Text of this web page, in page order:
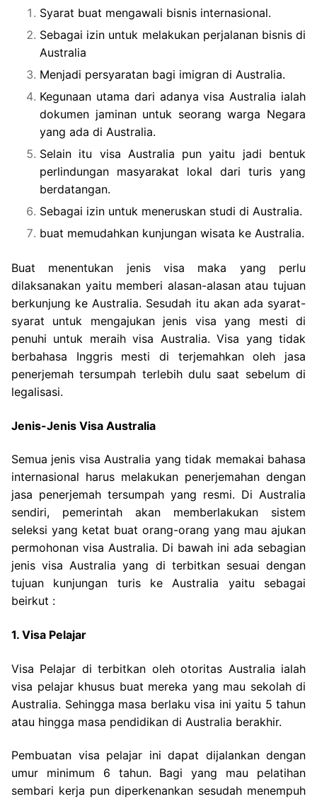
Syarat buat mengawali bisnis internasional.
Sebagai izin untuk melakukan perjalanan bisnis di
Australia
Menjadi persyaratan bagi imigran di Australia.
Kegunaan utama dari adanya visa Australia ialah
dokumen jaminan untuk seorang warga Negara
yang ada di Australia.
Selain itu visa Australia pun yaitu jadi bentuk
perlindungan masyarakat lokal dari turis yang
berdatangan.
Sebagai izin untuk meneruskan studi di Australia.
buat memudahkan kunjungan wisata ke Australia.
Buat menentukan jenis visa maka yang perlu
dilaksanakan yaitu memberi alasan-alasan atau tujuan
berkunjung ke Australia. Sesudah itu akan ada syarat-
syarat untuk mengajukan jenis visa yang mesti di
penuhi untuk meraih visa Australia. Visa yang tidak
berbahasa Inggris mesti di terjemahkan oleh jasa
penerjemah tersumpah terlebih dulu saat sebelum di
legalisasi.
Jenis-Jenis Visa Australia
Semua jenis visa Australia yang tidak memakai bahasa
internasional harus melakukan penerjemahan dengan
jasa penerjemah tersumpah yang resmi. Di Australia
sendiri, pemerintah akan memberlakukan sistem
seleksi yang ketat buat orang-orang yang mau ajukan
permohonan visa Australia. Di bawah ini ada sebagian
jenis visa Australia yang di terbitkan sesuai dengan
tujuan kunjungan turis ke Australia yaitu sebagai
beirkut :
1. Visa Pelajar
Visa Pelajar di terbitkan oleh otoritas Australia ialah
visa pelajar khusus buat mereka yang mau sekolah di
Australia. Sehingga masa berlaku visa ini yaitu 5 tahun
atau hingga masa pendidikan di Australia berakhir.
Pembuatan visa pelajar ini dapat dijalankan dengan
umur minimum 6 tahun. Bagi yang mau pelatihan
sembari kerja pun diperkenankan sesudah menempuh